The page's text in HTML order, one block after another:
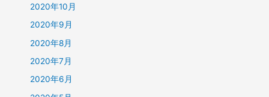
2020年10月
2020年9月
2020年8月
2020年7月
2020年6月